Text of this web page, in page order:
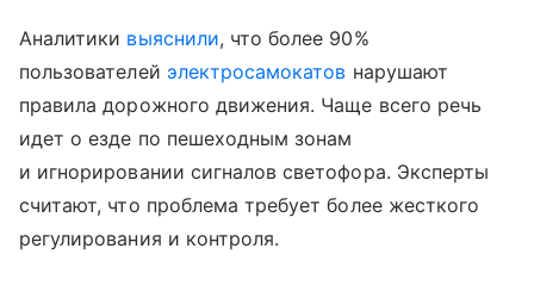
Аналитики выяснили, что более 90%
пользователей электросамокатов нарушают
правила дорожного движения. Чаще всего речь
идет о езде по пешеходным зонам
и игнорировании сигналов светофора. Эксперты
считают, что проблема требует более жесткого
регулирования и контроля.